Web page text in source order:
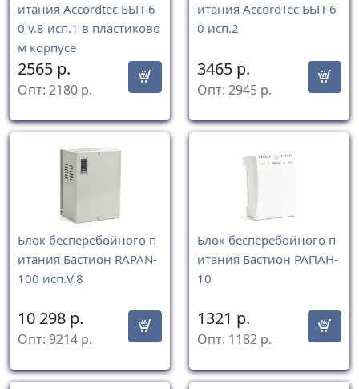
итания Accordtec ББП-6
0 v.8 исп.1 в пластиково
м корпусе
2565 р.
Опт: 2180 р.
итания AccordTec ББП-6
0 исп.2
3465 р.
Опт: 2945 р.
Блок бесперебойного п
итания Бастион RAPAN-
100 исп.V.8
10 298 р.
Опт: 9214 р.
Блок бесперебойного п
итания Бастион РАПАН-
10
1321 р.
Опт: 1182 р.